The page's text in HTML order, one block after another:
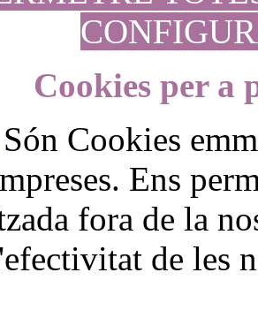
Cookies per a
Són Cookies
Ens
fora de la
de les